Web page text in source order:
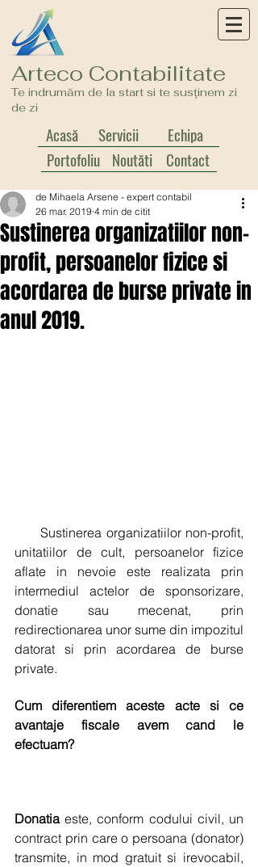
Arteco Contabilitate
Te indrumăm de la start si te susținem zi
de zi
Acasă Servicii
Echipa
Portofoliu Noutăți Contact
Sustinerea organizatiilor non-
profit, persoanelor fizice si
acordarea de burse private in
anul 2019.
de Mihaela Arsene - expert contabil
26 mar. 2019 4 min de citit
      Sustinerea organizatiilor non-profit,
unitatiilor de cult, persoanelor fizice
aflate in nevoie este realizata prin
intermediul actelor de sponsorizare,
donatie sau mecenat, prin
redirectionarea unor sume din impozitul
datorat si prin acordarea de burse
private.
Cum diferentiem aceste acte si ce
avantaje fiscale avem cand le
efectuam?
Donatia este, conform codului civil, un
contract prin care o persoana (donator)
transmite, in mod gratuit si irevocabil,